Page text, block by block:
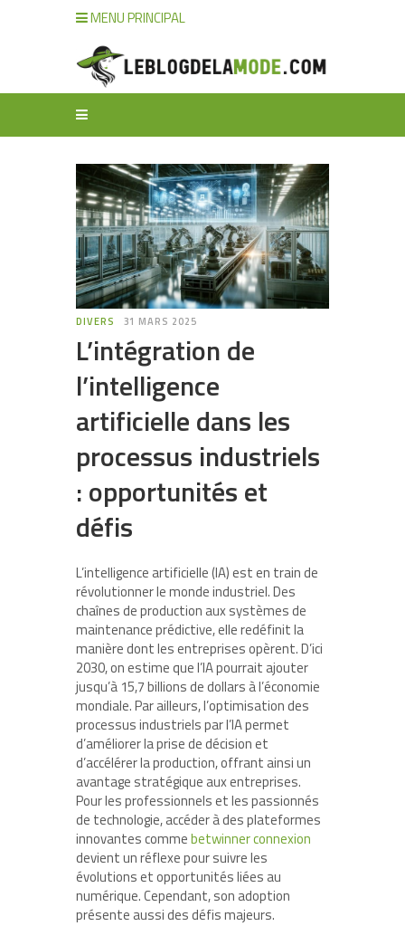
MENU PRINCIPAL
DIVERS 31 MARS 2025
L’intégration de
l’intelligence
artificielle dans les
processus industriels
: opportunités et
défis
L’intelligence artificielle (IA) est en train de
révolutionner le monde industriel. Des
chaînes de production aux systèmes de
maintenance prédictive, elle redéfinit la
manière dont les entreprises opèrent. D’ici
2030, on estime que l’IA pourrait ajouter
jusqu’à 15,7 billions de dollars à l’économie
mondiale. Par ailleurs, l’optimisation des
processus industriels par l’IA permet
d’améliorer la prise de décision et
d’accélérer la production, offrant ainsi un
avantage stratégique aux entreprises.
Pour les professionnels et les passionnés
de technologie, accéder à des plateformes
innovantes commebetwinner connexion
devient un réflexe pour suivre les
évolutions et opportunités liées au
numérique. Cependant, son adoption
présente aussi des défis majeurs.